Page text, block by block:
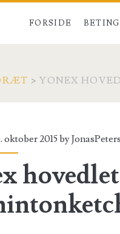
FORSIDE
>YONEX
oktober 2015 by
hovedlet